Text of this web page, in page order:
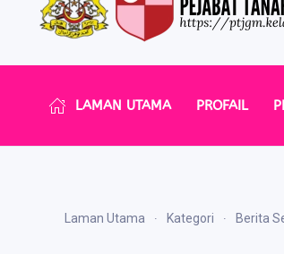
LAMAN UTAMA PROFAIL
Laman Utama Kategori Berita